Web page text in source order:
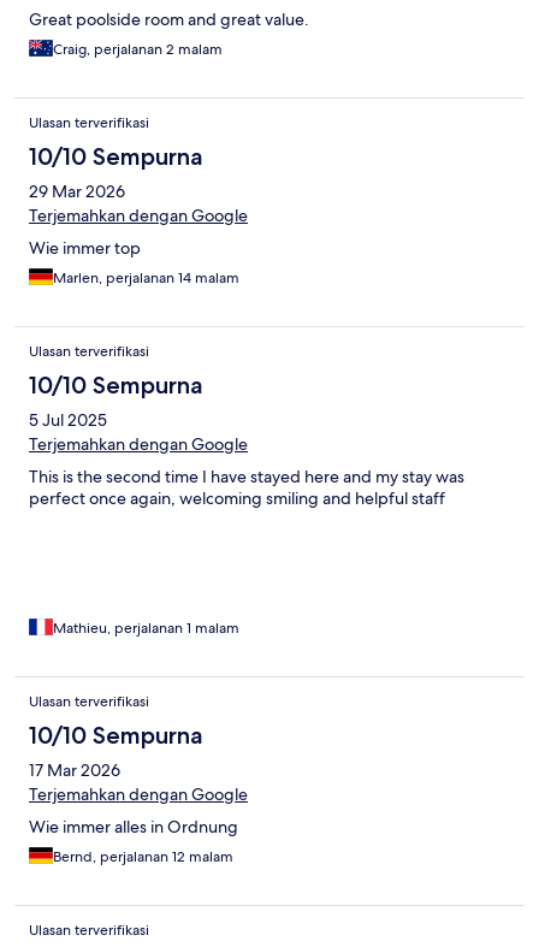
Great poolside room and great value.
Craig, perjalanan 2 malam
Ulasan terverifikasi
10/10 Sempurna
29 Mar 2026
Terjemahkan dengan Google
Wie immer top
Marlen, perjalanan 14 malam
Ulasan terverifikasi
10/10 Sempurna
5 Jul 2025
Terjemahkan dengan Google
This is the second time I have stayed here and my stay was
perfect once again, welcoming smiling and helpful staff
Mathieu, perjalanan 1 malam
Ulasan terverifikasi
10/10 Sempurna
17 Mar 2026
Terjemahkan dengan Google
Wie immer alles in Ordnung
Bernd, perjalanan 12 malam
Ulasan terverifikasi